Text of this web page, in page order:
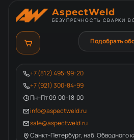
AspectWeld
БЕЗУПРЕЧНОСТЬ СВАРКИ
+7 (812) 495-99-20
+7 (921) 300-84-99
Пн–Пт 09:00–18:00
info@aspectweld.ru
sale@aspectweld.ru
Санкт-Петербург, наб. Обводного
Подобрать